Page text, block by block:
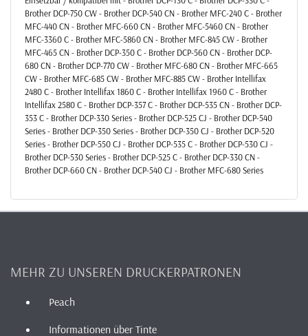
Brother DCP-750 CW - Brother DCP-540 CN - Brother MFC-240 C - Brother
MFC-440 CN - Brother MFC-660 CN - Brother MFC-5460 CN - Brother
MFC-3360 C - Brother MFC-5860 CN - Brother MFC-845 CW - Brother
MFC-465 CN - Brother DCP-350 C - Brother DCP-560 CN - Brother DCP-
680 CN - Brother DCP-770 CW - Brother MFC-680 CN - Brother MFC-665
CW - Brother MFC-685 CW - Brother MFC-885 CW - Brother Intellifax
2480 C - Brother Intellifax 1860 C - Brother Intellifax 1960 C - Brother
Intellifax 2580 C - Brother DCP-357 C - Brother DCP-535 CN - Brother DCP-
353 C - Brother DCP-330 Series - Brother DCP-525 CJ - Brother DCP-540
Series - Brother DCP-350 Series - Brother DCP-350 CJ - Brother DCP-520
Series - Brother DCP-550 CJ - Brother DCP-535 C - Brother DCP-530 CJ -
Brother DCP-530 Series - Brother DCP-525 C - Brother DCP-330 CN -
Brother DCP-660 CN - Brother DCP-540 CJ - Brother MFC-680 Series
MEHR ZU UNSEREN DRUCKERPATRONEN
Peach
Informationen über Tinte